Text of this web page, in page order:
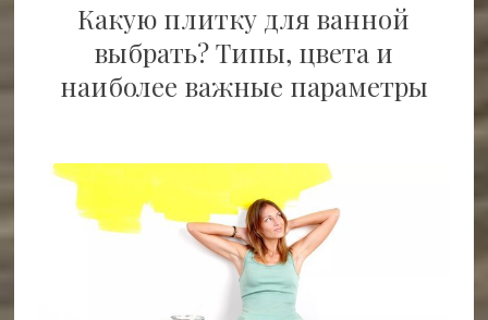
Какую плитку для ванной
выбрать? Типы, цвета и
наиболее важные параметры